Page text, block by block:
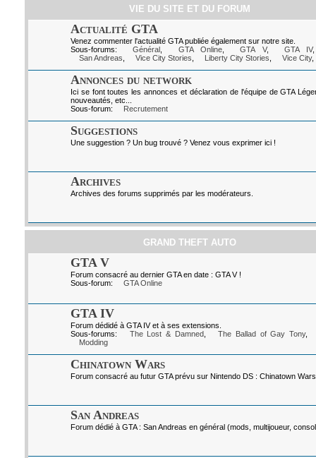
VIE DU SITE ET DU FORUM
Actualité GTA
Venez commenter l'actualité GTA publiée également sur notre site.
Sous-forums:
Général GTA Online, GTA V, GTA IV
San Andreas
Vice City Stories Liberty City Stories Vice City,
Annonces du network
Ici se font toutes les annonces et déclaration de l'équipe de GTA
nouveautés, etc...
Sous-forum:
Recrutement
Suggestions
Une suggestion ? Un bug trouvé ? Venez vous exprimer ici !
Archives
Archives des forums supprimés par les modérateurs.
GRAND THEFT AUTO
GTA V
Forum consacré au dernier GTA en date : GTA V !
Sous-forum:
GTA Online
GTA IV
Forum dédidé à GTA IV et à ses extensions.
Sous-forums:
The Lost & Damned, The Ballad of Gay Tony,
Modding
Chinatown Wars
Forum consacré au futur GTA prévu sur Nintendo DS : Chinatown Wars
San Andreas
Forum dédié à GTA : San Andreas en général (mods, multijoueur,